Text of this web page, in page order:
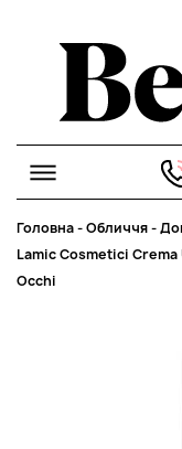
Головна-Обличчя-
Lamic Cosmetici
Occhi